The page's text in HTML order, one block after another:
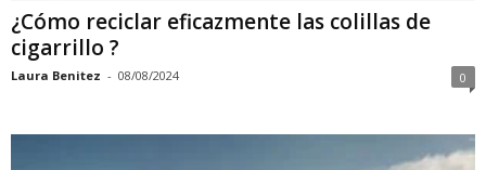
¿Cómo reciclar eficazmente las colillas de
cigarrillo ?
Laura Benitez - 08/08/2024 0